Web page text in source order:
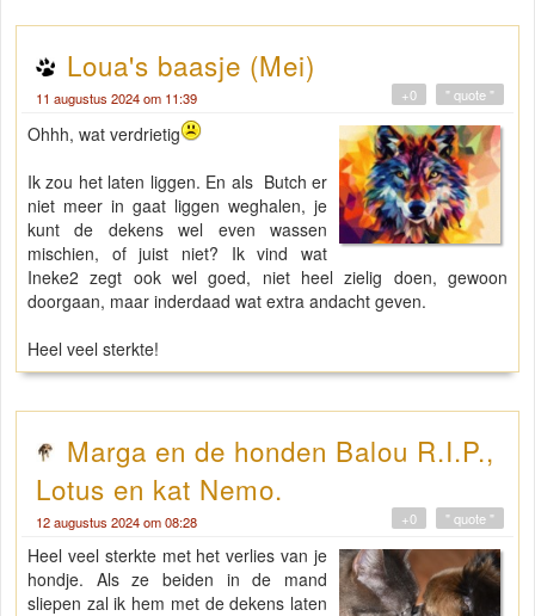
Loua's baasje (Mei)
11 augustus 2024 om 11:39 " quote "
+0
Ohhh, wat verdrietig
Ik zou het laten liggen. En als Butch er
niet meer in gaat liggen weghalen, je
kunt de dekens wel even wassen
mischien, of juist niet? Ik vind wat
Ineke2 zegt ook wel goed, niet heel zielig doen, gewoon
doorgaan, maar inderdaad wat extra andacht geven.
Heel veel sterkte!
Marga en de honden Balou R.I.P.,
Lotus en kat Nemo.
12 augustus 2024 om 08:28 " quote "
+0
Heel veel sterkte met het verlies van je
hondje. Als ze beiden in de mand
sliepen zal ik hem met de dekens laten